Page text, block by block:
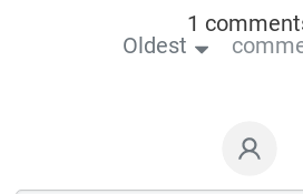
1
Oldest